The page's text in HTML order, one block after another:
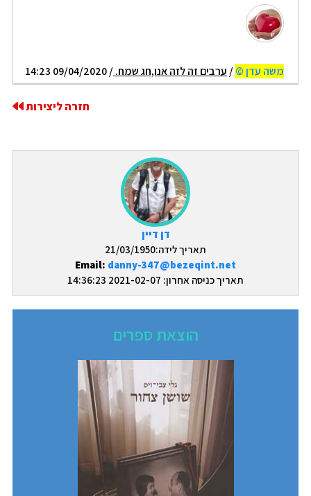
דן דיין
תאריך לידה:21/03/1950
Email: danny-347@bezeqint.net
תאריך כניסה אחרון: 2021-02-07 14:36:23
הוצאת ספרים
משה עדן ©/ ערבים זה לזה אנו,חג שמח./ 09/04/2020 14:23
חזרה ליצירות